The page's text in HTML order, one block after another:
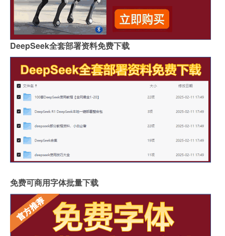
DeepSeek全套部署资料免费下载
免费可商用字体批量下载